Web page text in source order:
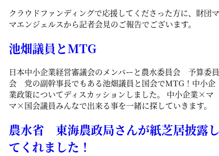
クラウドファンディングで応援してくださった方に、財団マ
マエンジェルスから記者会見のご報告でございます。
池畑議員とMTG
日本中小企業経営審議会のメンバーと農水委員会 予算委員
会 党の副幹事長でもある池畑議員と国会でMTG！中小企
業政策についてディスカッションしました。 中小企業×マ
マ×国会議員みんなで出来る事を一緒に探していきます。
農水省 東海農政局さんが紙芝居披露
てくれました！